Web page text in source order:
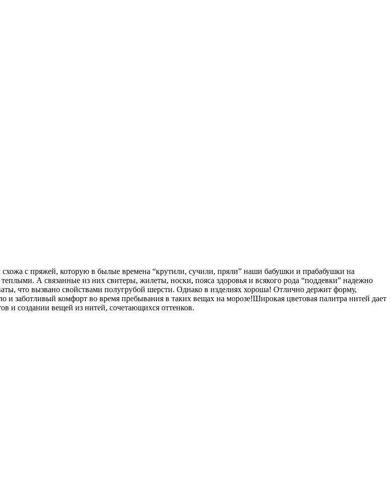
схожа с пряжей, которую в былые времена “крутили, сучили, пряли” наши бабушки и прабабушки на
А связанные из них свитеры, жилеты, носки, пояса здоровья и всякого рода “поддевки” надежно
что вызвано свойствами полугрубой шерсти. Однако в изделиях хороша! Отлично держит форму,
и заботливый комфорт во время пребывания в таких вещах на морозе!Широкая цветовая палитра нитей дает
и создании вещей из нитей, сочетающихся оттенков.